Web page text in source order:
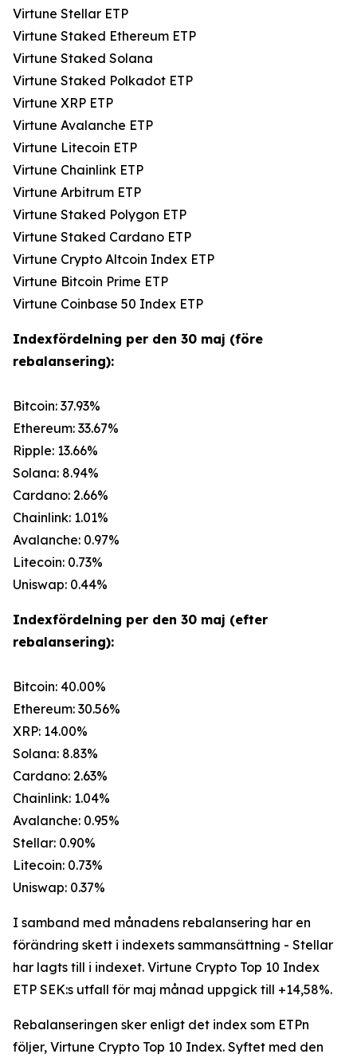
Virtune Stellar ETP
Virtune Staked Ethereum ETP
Virtune Staked Solana
Virtune Staked Polkadot ETP
Virtune XRP ETP
Virtune Avalanche ETP
Virtune Litecoin ETP
Virtune Chainlink ETP
Virtune Arbitrum ETP
Virtune Staked Polygon ETP
Virtune Staked Cardano ETP
Virtune Crypto Altcoin Index ETP
Virtune Bitcoin Prime ETP
Virtune Coinbase 50 Index ETP
Indexfördelning per den 30 maj (före
rebalansering):
Bitcoin: 37.93%
Ethereum: 33.67%
Ripple: 13.66%
Solana: 8.94%
Cardano: 2.66%
Chainlink: 1.01%
Avalanche: 0.97%
Litecoin: 0.73%
Uniswap: 0.44%
Indexfördelning per den 30 maj (efter
rebalansering):
Bitcoin: 40.00%
Ethereum: 30.56%
XRP: 14.00%
Solana: 8.83%
Cardano: 2.63%
Chainlink: 1.04%
Avalanche: 0.95%
Stellar: 0.90%
Litecoin: 0.73%
Uniswap: 0.37%
I samband med månadens rebalansering har en
förändring skett i indexets sammansättning - Stellar
har lagts till i indexet. Virtune Crypto Top 10 Index
ETP SEK:s utfall för maj månad uppgick till +14,58%.
Rebalanseringen sker enligt det index som ETPn
följer, Virtune Crypto Top 10 Index. Syftet med den